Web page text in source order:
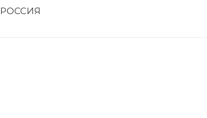
РОССИЯ